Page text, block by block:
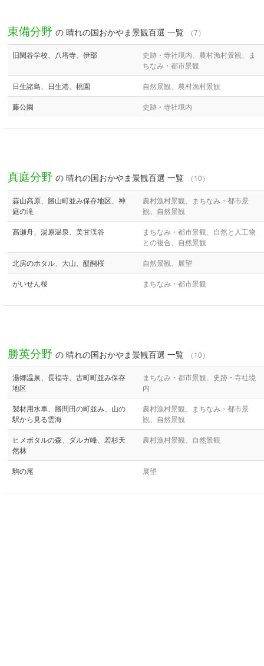
東備分野 の 晴れの国おかやま景観百選 一覧 （7）
旧閑谷学校、八塔寺、伊部
史跡・寺社境内、農村漁村景観、ま
ちなみ・都市景観
日生諸島、日生港、桃園 自然景観、農村漁村景観
藤公園 史跡・寺社境内
真庭分野 の 晴れの国おかやま景観百選 一覧 （10）
蒜山高原、勝山町並み保存地区、神
庭の滝
農村漁村景観、まちなみ・都市景
観、自然景観
高瀬舟、湯原温泉、美甘渓谷
まちなみ・都市景観、自然と人工物
との複合、自然景観
北房のホタル、大山、醍醐桜 自然景観、展望
がいせん桜 まちなみ・都市景観
勝英分野 の 晴れの国おかやま景観百選 一覧 （10）
湯郷温泉、長福寺、古町町並み保存
地区
まちなみ・都市景観、史跡・寺社境
内
製材用水車、勝間田の町並み、山の
駅から見る雲海
農村漁村景観、まちなみ・都市景
観、自然景観
ヒメボタルの森、ダルガ峰、若杉天
然林
農村漁村景観、自然景観
駒の尾 展望